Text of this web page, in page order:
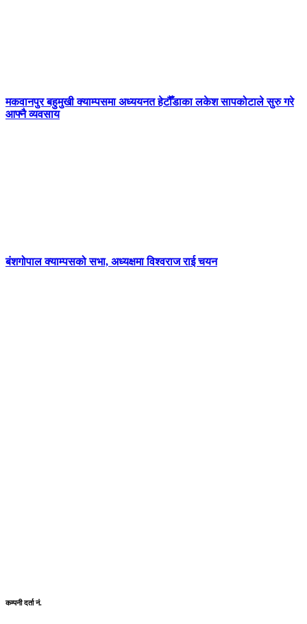
मकवानपुर बहुमुखी क्याम्पसमा अध्ययनत हेटौँडाका लकेश सापकोटाले सुरु गरे
आफ्नै व्यवसाय
बंशगोपाल क्याम्पसको सभा, अध्यक्षमा विश्वराज राई चयन
कम्पनी दर्ता नं.